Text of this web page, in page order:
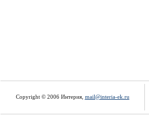
Copyright © 2006 Интерия, mail@interia-ek.ru